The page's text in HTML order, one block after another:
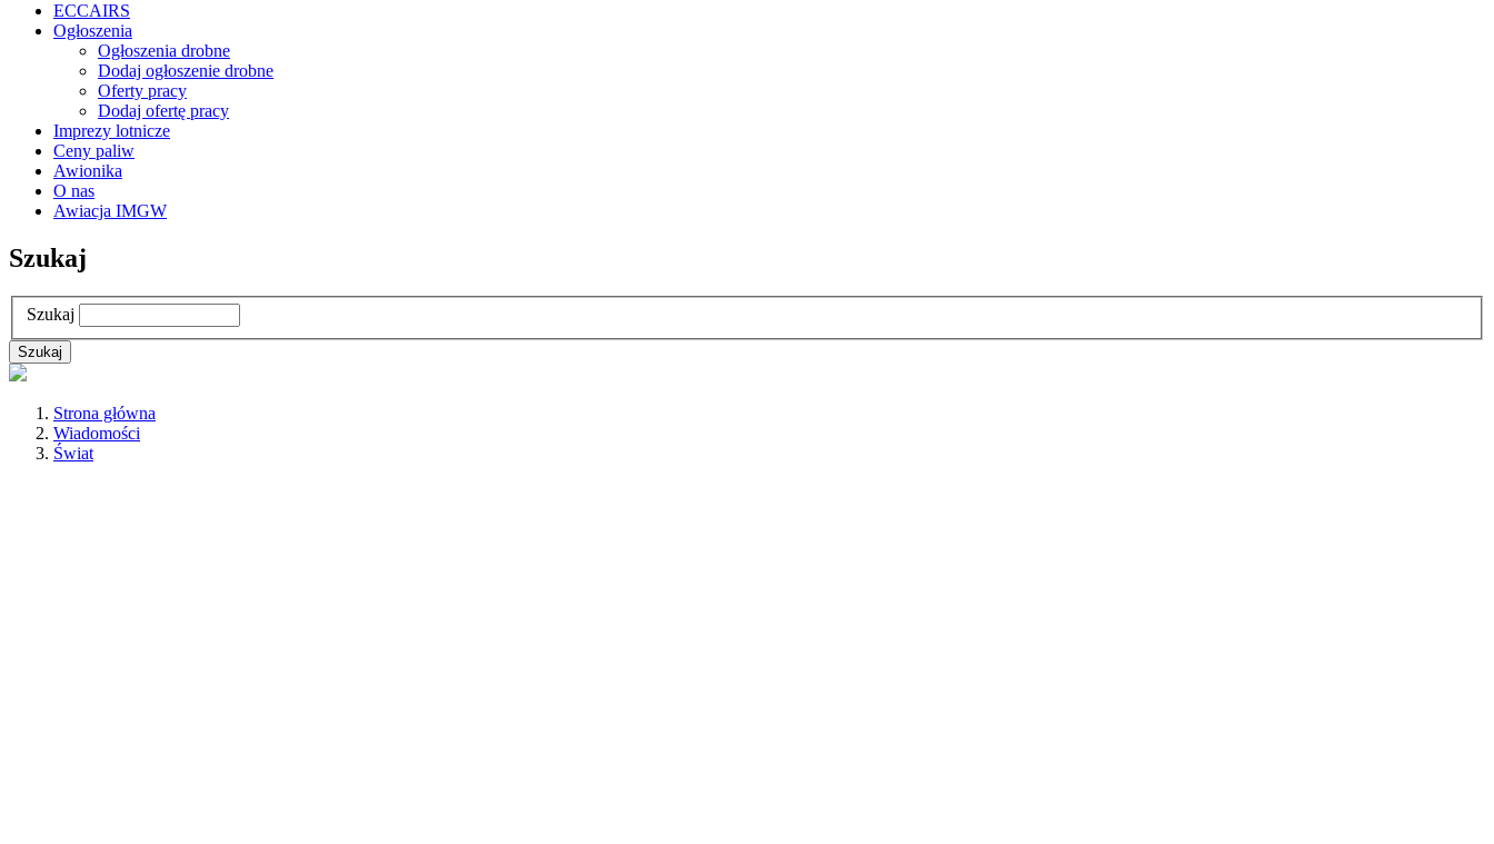
ECCAIRS
Ogłoszenia
Ogłoszenia drobne
Dodaj ogłoszenie drobne
Oferty pracy
Dodaj ofertę pracy
Imprezy lotnicze
Ceny paliw
Awionika
O nas
Awiacja IMGW
Szukaj
Szukaj
Strona główna
Wiadomości
Świat